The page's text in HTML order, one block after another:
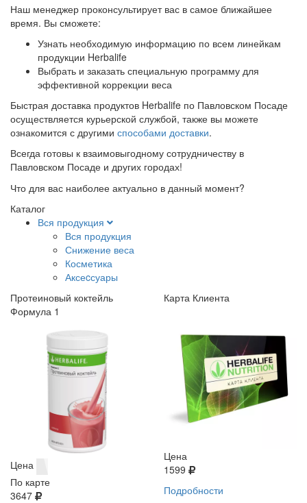
Наш менеджер проконсультирует вас в самое ближайшее
время. Вы сможете:
Узнать необходимую информацию по всем линейкам
продукции Herbalife
Выбрать и заказать специальную программу для
эффективной коррекции веса
Быстрая доставка продуктов Herbalife по Павловском Посаде
осуществляется курьерской службой, также вы можете
ознакомится с другими способами доставки.
Всегда готовы к взаимовыгодному сотрудничеству в
Павловском Посаде и других городах!
Что для вас наиболее актуально в данный момент?
Каталог
Вся продукция
Вся продукция
Снижение веса
Косметика
Аксеcсуары
Протеиновый коктейль
Формула 1
Цена
По карте
3647
Карта Клиента
Цена
1599
Подробности